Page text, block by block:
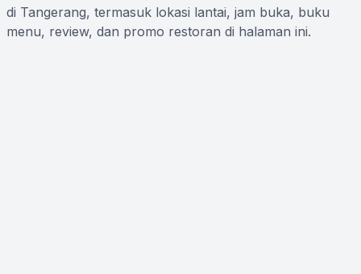
di Tangerang, termasuk lokasi lantai, jam buka, buku
menu, review, dan promo restoran di halaman ini.